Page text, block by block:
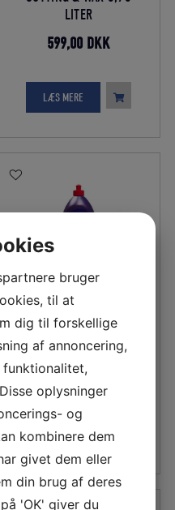
LITER
599,00 DKK
LÆS MERE
3M GELCOAT HEAVY
DUTY CUT COMPOUND
0,95 LITER
650,00
LÆS MERE
bruger
til at
dig til forskellige
af annoncering,
funktionalitet,
oplysninger
og
kombinere dem
givet dem eller
din brug af deres
'OK' giver du